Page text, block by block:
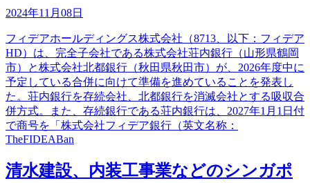
2024年11月08日
フィデアホールディングス株式会社（8713、以下：フィデア
HD）は、完全子会社である株式会社荘内銀行（山形県鶴岡
市）と株式会社北都銀行（秋田県秋田市）が、2026年度中に
予定している合併に向けて準備を進めていることを発表し
た。荘内銀行を存続会社、北都銀行を消滅会社とする吸収合
併方式。また、存続銀行である荘内銀行は、2027年1月1日付
で商号を「株式会社フィデア銀行（英文名称：
TheFIDEABan
清水建設、内装工事業などのシンガポ